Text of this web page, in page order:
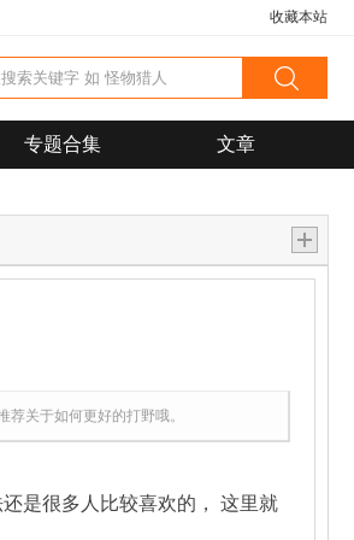
收藏本站
专题合集 文章
关于如何更好的打野哦。
是很多人比较喜欢的， 这里就